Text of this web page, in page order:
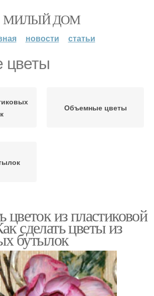
МИЛЫЙ ДОМ
новости статьи
цветы
Объемные цветы
цветок из пластиковой
сделать цветы из
бутылок